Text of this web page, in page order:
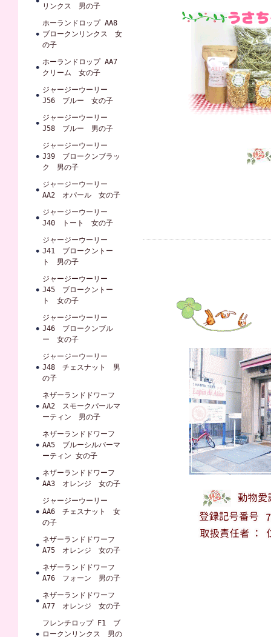
リンクス 男の子
ホーランドロップ AA8
ブロークンリンクス 女
の子
ホーランドロップ AA7
クリーム 女の子
ジャージーウーリー
J56 ブルー 女の子
ジャージーウーリー
J58 ブルー 男の子
ジャージーウーリー
J39 ブロークンブラッ
ク 男の子
ジャージーウーリー
AA2 オパール 女の子
ジャージーウーリー
J40 トート 女の子
ジャージーウーリー
J41 ブロークントー
ト 男の子
ジャージーウーリー
J45 ブロークントー
ト 女の子
ジャージーウーリー
J46 ブロークンブル
ー 女の子
ジャージーウーリー
J48 チェスナット 男
の子
ネザーランドドワーフ
AA2 スモークパールマ
ーティン 男の子
ネザーランドドワーフ
AA5 ブルーシルバーマ
ーティン 女の子
ネザーランドドワーフ
AA3 オレンジ 女の子
ジャージーウーリー
AA6 チェスナット 女
の子
ネザーランドドワーフ
A75 オレンジ 女の子
ネザーランドドワーフ
A76 フォーン 男の子
ネザーランドドワーフ
A77 オレンジ 女の子
フレンチロップ F1 ブ
ロークンリンクス 男の